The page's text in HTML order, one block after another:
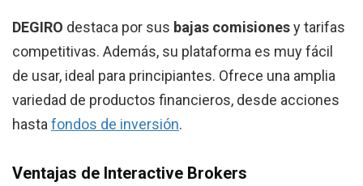
DEGIRO destaca por sus bajas comisionesy tarifas
competitivas. Además, su plataforma es muy fácil
de usar, ideal para principiantes. Ofrece una amplia
variedad de productos financieros, desde acciones
hasta fondos de inversión.
Ventajas de Interactive Brokers